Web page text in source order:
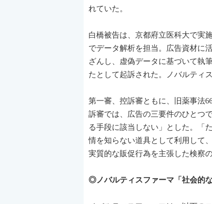
れていた。
白橋被告は、京都府立医科大で実
でデータ解析を担当。広告資材に
ざんし、虚偽データに基づいて執
たとして起訴された。ノバルティ
第一審、控訴審ともに、旧薬事法
訴審では、広告の三要件のひとつ
る手段に該当しない」とした。「
情を知らない道具として利用して
実質的な販促行為を主張した検察
◎ノバルティスファーマ「 社会的